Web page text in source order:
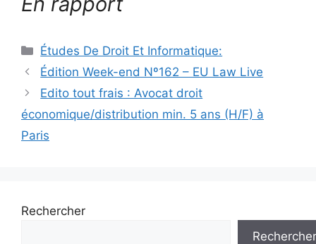
Catégories
Études De Droit Et Informatique:
Navigation
des
Édition Week-end Nº162 – EU Law Live
Edito tout frais : Avocat droit
économique/distribution min. 5 ans (H/F) à
Paris
Rechercher
Rechercher